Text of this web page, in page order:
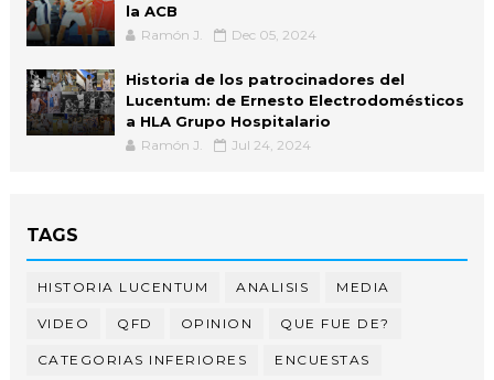
la ACB
Ramón J. Dec 05, 2024
Historia de los patrocinadores del
Lucentum: de Ernesto Electrodomésticos
a HLA Grupo Hospitalario
Ramón J. Jul 24, 2024
TAGS
HISTORIA LUCENTUM ANALISIS MEDIA
VIDEO QFD OPINION QUE FUE DE?
CATEGORIAS INFERIORES ENCUESTAS